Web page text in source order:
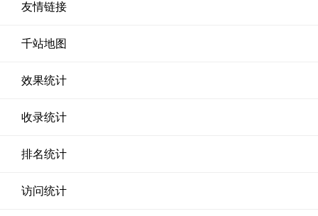
友情链接
千站地图
效果统计
收录统计
排名统计
访问统计